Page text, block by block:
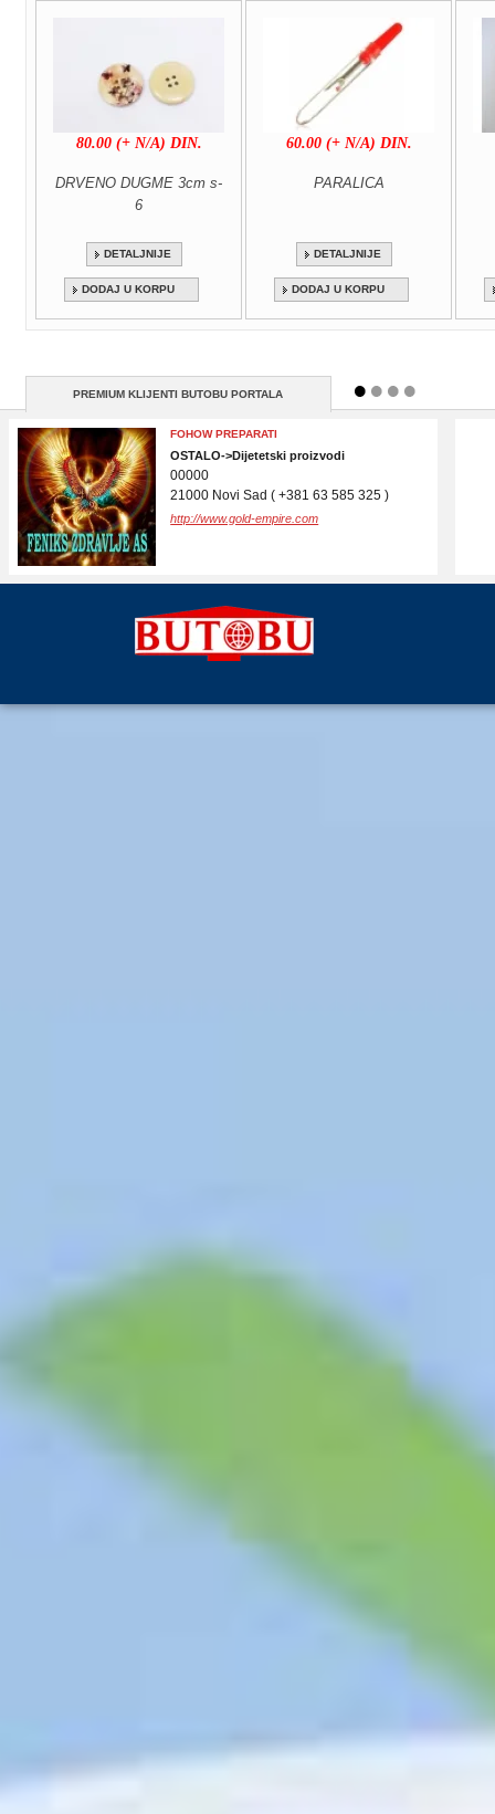
80.00 (+ N/A) DIN.
DRVENO DUGME 3cm s-
6
DETALJNIJE
DODAJ U KORPU
60.00 (+ N/A) DIN.
PARALICA
DETALJNIJE
DODAJ U KORPU
PREMIUM KLIJENTI BUTOBU PORTALA
FOHOW PREPARATI
OSTALO->Dijetetski proizvodi
00000
21000 Novi Sad ( +381 63 585 325 )
http://www.gold-empire.com